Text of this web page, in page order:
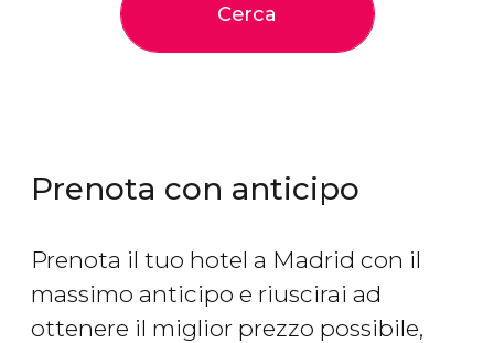
Cerca
Prenota con anticipo
Prenota il tuo hotel a Madrid con il
massimo anticipo e riuscirai ad
ottenere il miglior prezzo possibile,